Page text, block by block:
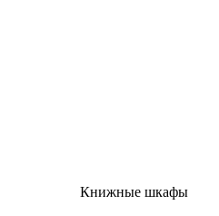
Книжные шкафы